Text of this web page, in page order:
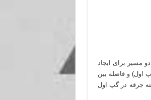
دارد. پس در واقع در شمع دو پلاتین 2 عدد گپ یا دو مسیر برای ایجاد
کناری اول و الکترود مرکزی 0.9 میلی متر (گپ اول) و فاصله بین
الکتریسیته جرقه در گپ اول